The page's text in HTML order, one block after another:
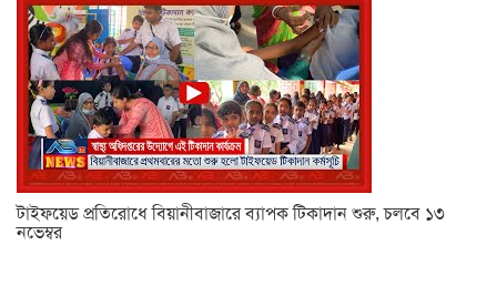
টাইফয়েড প্রতিরোধে বিয়ানীবাজারে ব্যাপক টিকাদান শুরু, চলবে ১৩
নভেম্বর